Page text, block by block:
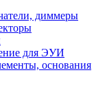
диммеры
для ЭУИ
основания